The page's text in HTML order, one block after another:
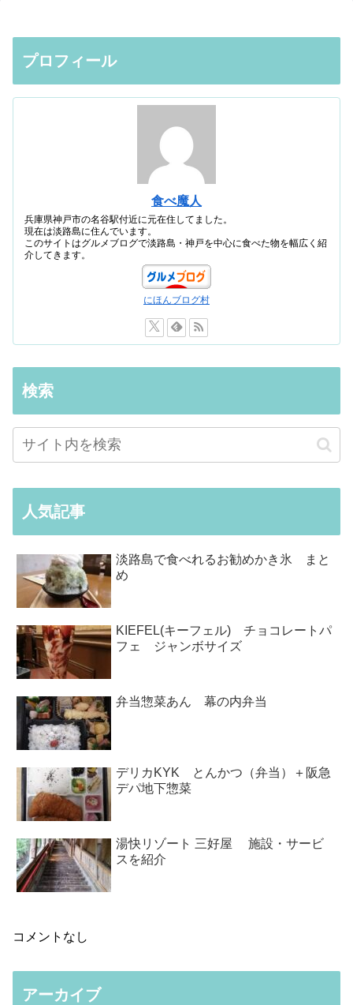
プロフィール
食べ魔人
兵庫県神戸市の名谷駅付近に元在住してました。
現在は淡路島に住んでいます。
このサイトはグルメブログで淡路島・神戸を中心に食べた物を幅広く紹
介してきます。
にほんブログ村
検索
人気記事
淡路島で食べれるお勧めかき氷 まと
め
KIEFEL(キーフェル) チョコレートパ
フェ ジャンボサイズ
弁当惣菜あん 幕の内弁当
デリカKYK とんかつ（弁当）＋阪急
デパ地下惣菜
湯快リゾート 三好屋 施設・サービ
スを紹介
コメントなし
アーカイブ